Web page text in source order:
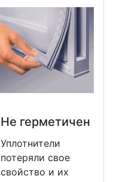
Не герметичен
Уплотнители
потеряли свое
свойство и их